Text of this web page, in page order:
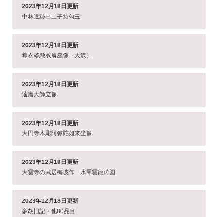
2023年12月18日更新
中林遺跡出土子持勾玉
2023年12月18日更新
奪衣婆懸衣翁座像（大沢）
2023年12月18日更新
達磨大師立像
2023年12月18日更新
大円寺木彫阿弥陀如来坐像
2023年12月18日更新
大雲寺の武居梅坡作 水墨雲龍の図
2023年12月18日更新
多胡旧記・他80品目